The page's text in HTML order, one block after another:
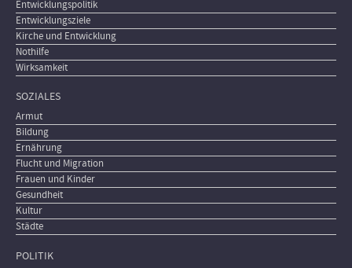
Entwicklungspolitik
Entwicklungsziele
Kirche und Entwicklung
Nothilfe
Wirksamkeit
SOZIALES
Armut
Bildung
Ernährung
Flucht und Migration
Frauen und Kinder
Gesundheit
Kultur
Städte
POLITIK